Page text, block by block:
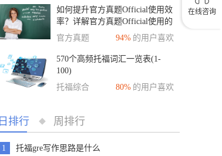
如何提升官方真题Official使用效
率？详解官方真题Official使用的
四个阶段
官方真题 94% 的用户喜欢
570个高频托福词汇一览表(1-
100)
托福综合
80% 的用户喜欢
日排行 周排行
◆
1 托福gre写作思路是什么
在线咨询